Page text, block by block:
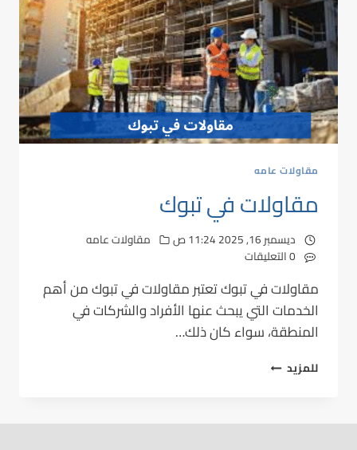
مقاولات عامه
مقاولات في تبوك
ديسمبر 16, 2025 11:24 ص
مقاولات عامه
0 التعليقات
مقاولات في تبوك تعتبر مقاولات في تبوك من أهم
الخدمات التي يبحث عنها الأفراد والشركات في
المنطقة، سواء كان ذلك…
للمزيد